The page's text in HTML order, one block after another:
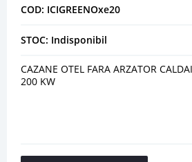
COD: ICIGREENOxe20
STOC: Indisponibil
CAZANE OTEL FARA ARZATOR
200 KW